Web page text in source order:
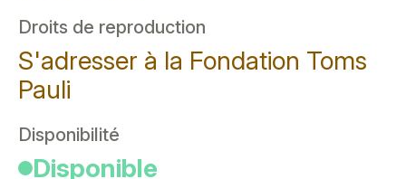
Droits de reproduction
S'adresser à la Fondation Toms
Pauli
Disponibilité
Disponible